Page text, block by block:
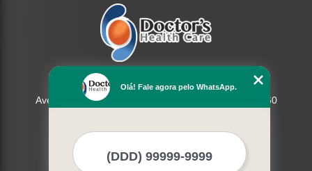
Doctors Health Care
Avenida Antonio Segre , 616 Jundiai - CEP: 13214-560
(15) 3326-9334
Olá! Fale agora pelo WhatsApp.